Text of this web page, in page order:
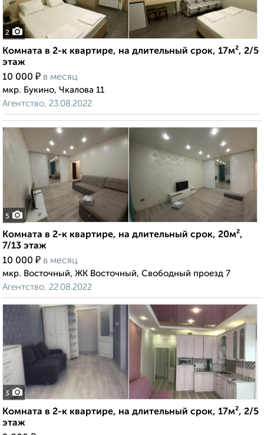
2
Комната в 2-к квартире, на длительный срок, 17м², 2/5
этаж
10 000 ₽ в месяц
мкр. Букино, Чкалова 11
Агентство, 23.08.2022
5
Комната в 2-к квартире, на длительный срок, 20м²,
7/13 этаж
10 000 ₽ в месяц
мкр. Восточный, ЖК Восточный, Свободный проезд 7
Агентство, 22.08.2022
3
Комната в 2-к квартире, на длительный срок, 17м², 2/5
этаж